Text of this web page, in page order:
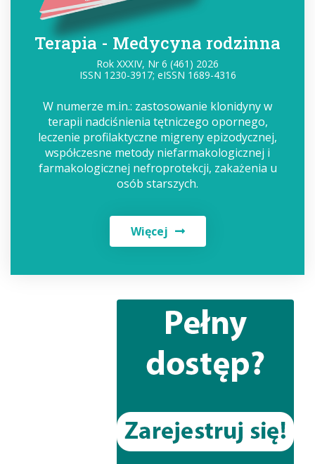
Terapia - Medycyna rodzinna
Rok XXXIV, Nr 6 (461) 2026
ISSN 1230-3917; eISSN 1689-4316
W numerze m.in.: zastosowanie klonidyny w
terapii nadciśnienia tętniczego opornego,
leczenie profilaktyczne migreny epizodycznej,
współczesne metody niefarmakologicznej i
farmakologicznej nefroprotekcji, zakażenia u
osób starszych.
Więcej